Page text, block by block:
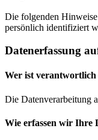
Die folgenden Hinweise
persönlich identifiziert
Datenerfassung
Wer ist verantwortlich
Die Datenverarbeitung
Wie erfassen wir Ihre